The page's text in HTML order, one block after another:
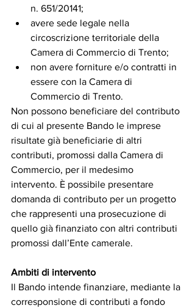
n. 651/20141;
avere sede legale nella
circoscrizione territoriale della
Camera di Commercio di Trento;
non avere forniture e/o contratti in
essere con la Camera di
Commercio di Trento.
Non possono beneficiare del contributo
di cui al presente Bando le imprese
risultate già beneficiarie di altri
contributi, promossi dalla Camera di
Commercio, per il medesimo
intervento. È possibile presentare
domanda di contributo per un progetto
che rappresenti una prosecuzione di
quello già finanziato con altri contributi
promossi dall’Ente camerale.
Ambiti di intervento
Il Bando intende finanziare, mediante la
corresponsione di contributi a fondo